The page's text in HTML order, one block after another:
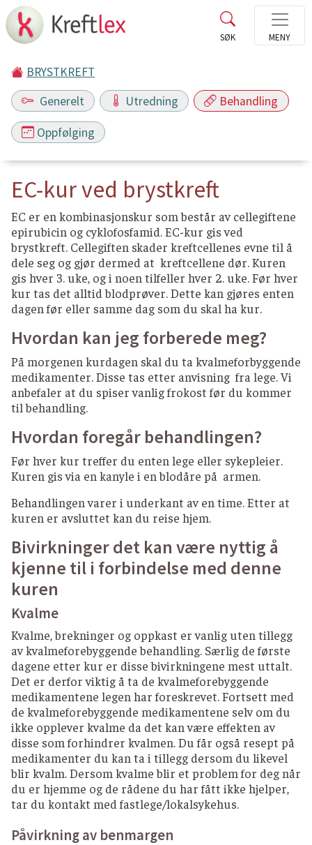
BRYSTKREFT
Generelt
Utredning Behandling
Oppfølging
EC-kur ved brystkreft
EC er en kombinasjonskur som består av cellegiftene
epirubicin og cyklofosfamid. EC-kur gis ved
brystkreft. Cellegiften skader kreftcellenes evne til å
dele seg og gjør dermed at kreftcellene dør. Kuren
gis hver 3. uke, og i noen tilfeller hver 2. uke. Før hver
kur tas det alltid blodprøver. Dette kan gjøres enten
dagen før eller samme dag som du skal ha kur.
Hvordan kan jeg forberede meg?
På morgenen kurdagen skal du ta kvalmeforbyggende
medikamenter. Disse tas etter anvisning fra lege. Vi
anbefaler at du spiser vanlig frokost før du kommer
til behandling.
Hvordan foregår behandlingen?
Før hver kur treffer du enten lege eller sykepleier.
Kuren gis via en kanyle i en blodåre på armen.
Behandlingen varer i underkant av en time. Etter at
kuren er avsluttet kan du reise hjem.
Bivirkninger det kan være nyttig å
kjenne til i forbindelse med denne
kuren
Kvalme
Kvalme, brekninger og oppkast er vanlig uten tillegg
av kvalmeforebyggende behandling. Særlig de første
dagene etter kur er disse bivirkningene mest uttalt.
Det er derfor viktig å ta de kvalmeforebyggende
medikamentene legen har foreskrevet. Fortsett med
de kvalmeforebyggende medikamentene selv om du
ikke opplever kvalme da det kan være effekten av
disse som forhindrer kvalmen. Du får også resept på
medikamenter du kan ta i tillegg dersom du likevel
blir kvalm. Dersom kvalme blir et problem for deg når
du er hjemme og de rådene du har fått ikke hjelper,
tar du kontakt med fastlege/lokalsykehus.
Påvirkning av benmargen